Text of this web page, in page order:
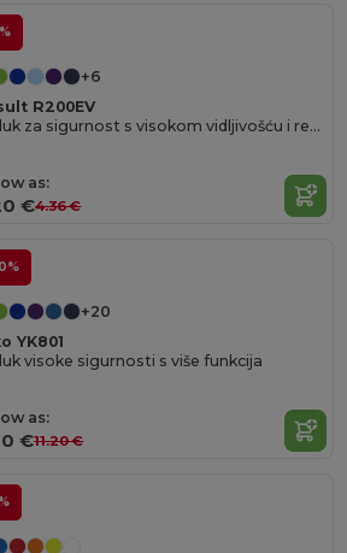
+6
R200EV
Prsluk za sigurnost s visokom vidljivošću i reflektirajućim svojstvima R200EV
as:
€4.36 €
+20
YK801
visoke sigurnosti s više funkcija
as:
€11.20 €